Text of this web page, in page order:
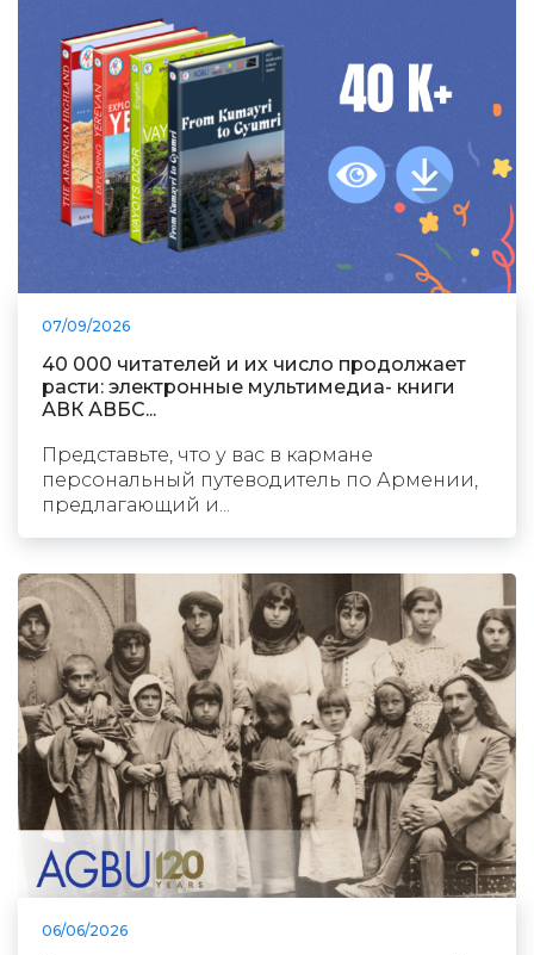
07/09/2026
40 000 читателей и их число продолжает
расти: электронные мультимедиа- книги
АВК АВБС...
Представьте, что у вас в кармане
персональный путеводитель по Армении,
предлагающий и...
06/06/2026